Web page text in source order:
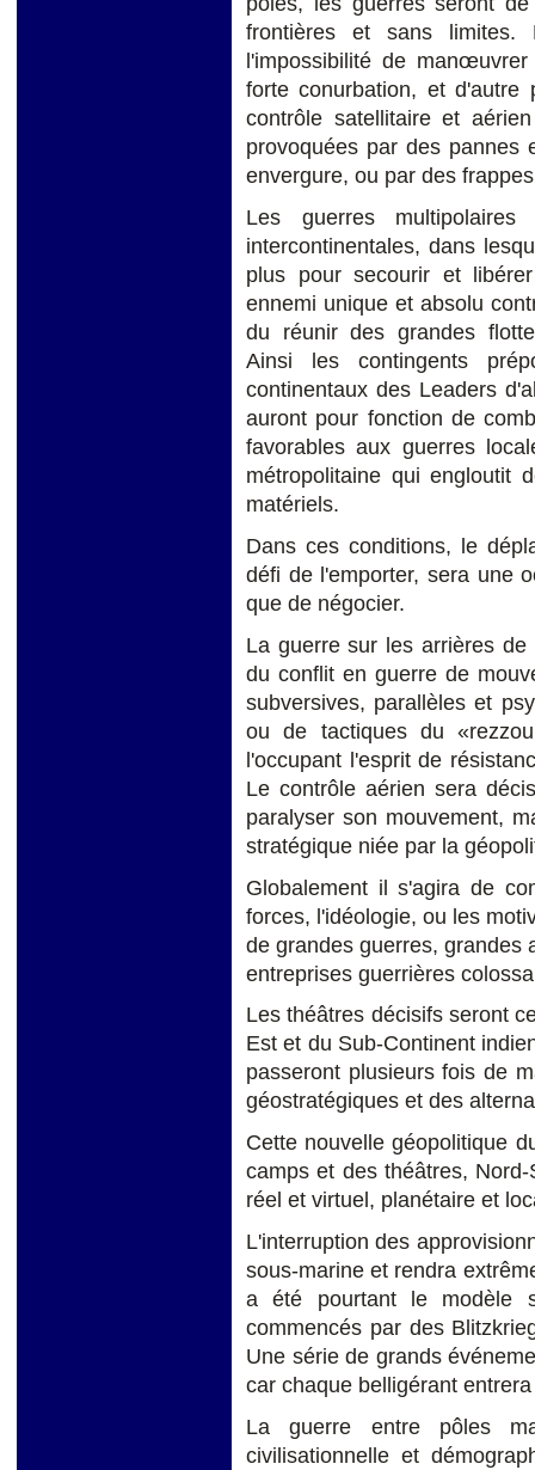
frontières et sans limites.
l'impossibilité de
forte conurbation, et
contrôle satellitaire et
provoquées par des pannes
envergure, ou par des
Les guerres
intercontinentales, dans
plus pour secourir et
ennemi unique et absolu
du réunir des grandes
Ainsi les contingents
continentaux des Leaders
auront pour fonction de
favorables aux guerres
métropolitaine qui engloutit
matériels.
Dans ces conditions, le
défi de l'emporter, sera une
que de négocier.
La guerre sur les arrières
du conflit en guerre de
subversives, parallèles et
ou de tactiques du
l'occupant l'esprit de
Le contrôle aérien sera
paralyser son mouvement,
stratégique niée par la
Globalement il s'agira de
forces, l'idéologie, ou les
de grandes guerres, grandes
entreprises guerrières
Les théâtres décisifs seront
Est et du Sub-Continent
passeront plusieurs fois de
géostratégiques et des
Cette nouvelle géopolitique
camps et des théâtres,
réel et virtuel, planétaire et
L'interruption des
sous-marine et rendra
a été pourtant le modèle
commencés par des
Une série de grands
car chaque belligérant
La guerre entre pôles
civilisationnelle et